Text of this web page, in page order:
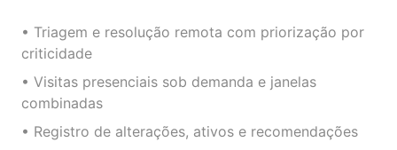
• Triagem e resolução remota com priorização por
criticidade
• Visitas presenciais sob demanda e janelas
combinadas
• Registro de alterações, ativos e recomendações